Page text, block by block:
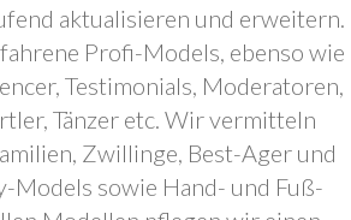
aktualisieren und erweitern.
Profi-Models, ebenso wie
Testimonials, Moderatoren,
Tänzer etc. Wir vermitteln
Zwillinge, Best-Ager und
Models sowie Hand- und Fuß-